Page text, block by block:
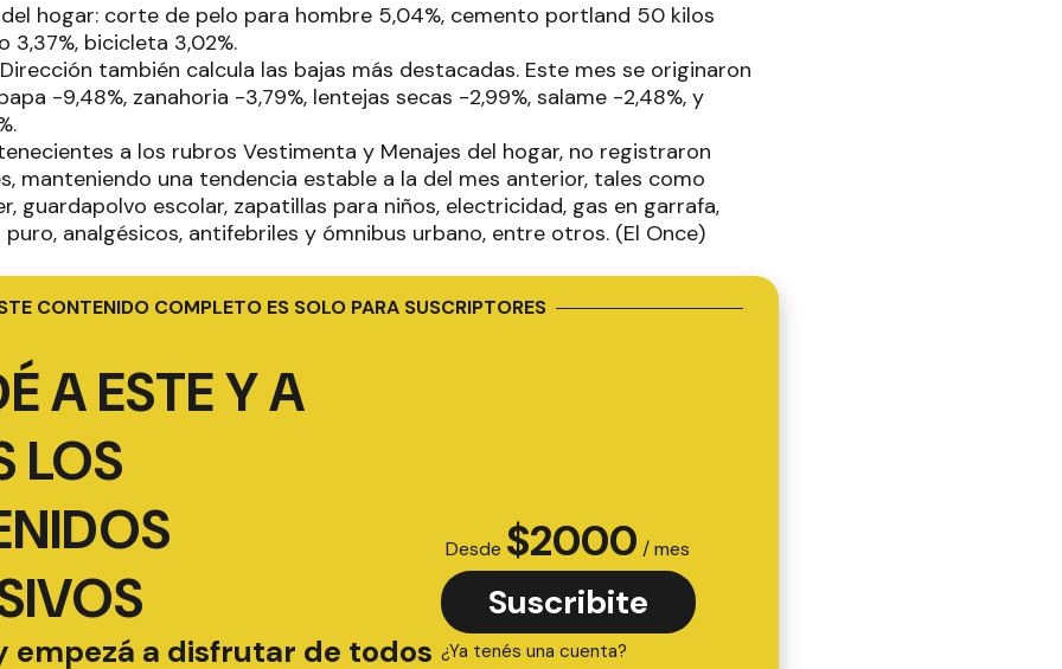
del hogar: corte de pelo para hombre 5,04%, cemento portland 50 kilos
3,37%, bicicleta 3,02%.
también calcula las bajas más destacadas. Este mes se originaron
-9,48%, zanahoria -3,79%, lentejas secas -2,99%, salame -2,48%, y
a los rubros Vestimenta y Menajes del hogar, no registraron
manteniendo una tendencia estable a la del mes anterior, tales como
guardapolvo escolar, zapatillas para niños, electricidad, gas en garrafa,
puro, analgésicos, antifebriles y ómnibus urbano, entre otros. (El Once)
CONTENIDO COMPLETO ES SOLO PARA SUSCRIPTORES
A ESTE Y A
LOS
empezá a disfrutar de todos
Desde $2000 / mes
Suscribite
¿Ya tenés una cuenta?